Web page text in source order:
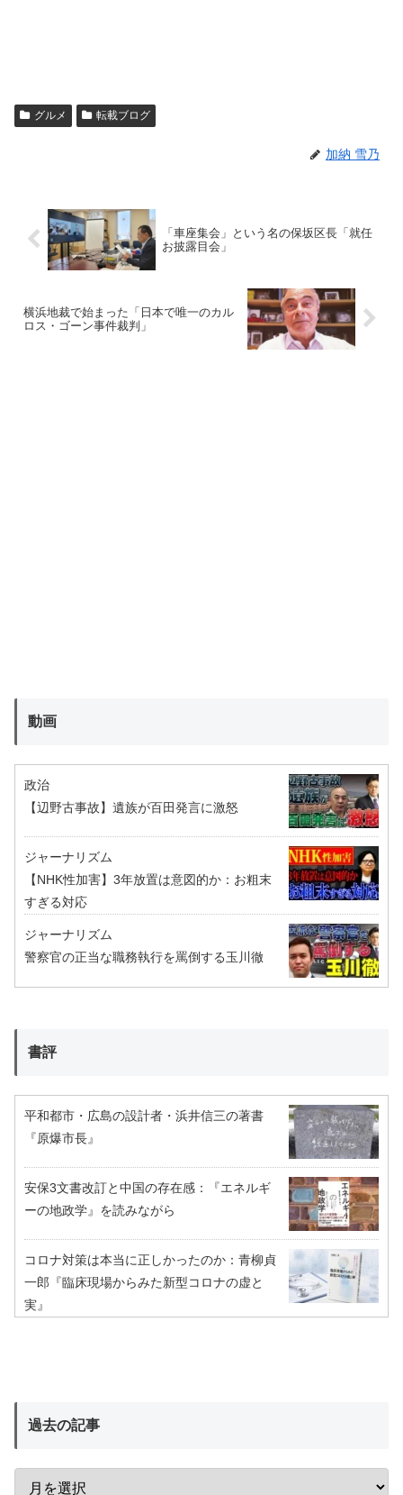
グルメ 転載ブログ
加納 雪乃
「車座集会」という名の保坂区長「就任
お披露目会」
横浜地裁で始まった「日本で唯一のカル
ロス・ゴーン事件裁判」
動画
政治
【辺野古事故】遺族が百田発言に激怒
ジャーナリズム
【NHK性加害】3年放置は意図的か：お粗末
すぎる対応
ジャーナリズム
警察官の正当な職務執行を罵倒する玉川徹
書評
平和都市・広島の設計者・浜井信三の著書
『原爆市長』
安保3文書改訂と中国の存在感：『エネルギ
ーの地政学』を読みながら
コロナ対策は本当に正しかったのか：青柳貞
一郎『臨床現場からみた新型コロナの虚と
実』
過去の記事